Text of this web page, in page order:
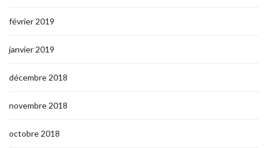
février 2019
janvier 2019
décembre 2018
novembre 2018
octobre 2018